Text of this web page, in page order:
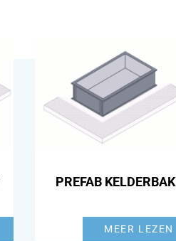
PREFAB KELDERBAK
MEER LEZEN